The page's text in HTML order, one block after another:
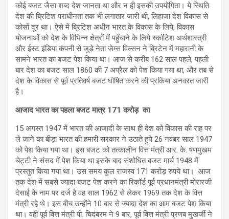
कोई बजट जैसा शब्द देश जानता था और न ही इसकी उपयोगिता। ये स्थिति
देश की ब्रिटिश पराधीनता तक भी लगातार जारी थी, लिहाजा देश विकास से
कोसों दूर था। ऐसे में ब्रिटिश अधीन भारत के विकास के लिये, विकास
योजनाओं को देश के विभिन्न क्षेत्रों में पहुँचाने के लिये स्कॉटिश अर्थशास्त्री
और ईस्ट इंडिया कंपनी से जुड़े नेता जेम्स विल्सन ने ब्रिटेन में महारानी के
सामने भारत का बजट पेश किया था। आज से करीब 162 साल पहले, पहली
बार देश का बजट साल 1860 की 7 अप्रैल को पेश किया गया था, और तब से
देश के विकास से पूर्व प्रतिवर्ष बजट घोषित करने की प्रकिया अनवरत जारी
है।
आजाद भारत का पहला बजट मात्र 171 करोड़ का
15 अगस्त 1947 में भारत की आजादी के साथ ही देश को विकास की राह पर
ले जाने का बीड़ा भारत की हमारी सरकार ने उठाते हुये 26 नवंबर साल 1947
को पेश किया गया था। इस बजट को तत्कालीन वित्त मंत्री आर. के. षणमुखम
चेट्टी ने संसद में पेश किया था इसके बाद संशोधित बजट मार्च 1948 में
प्रस्तुत किया गया था। उस समय कुल राजस्व 171 करोड़ रुपये था। आज
तक देश में सबसे ज्यादा बजट पेश करने का रिकॉर्ड पूर्व प्रधानमंत्री मोरारजी
देसाई के नाम पर दर्ज है वह साल 1962 से लेकर 1969 तक देश के वित्त
मंत्री रहे थे। इस बीच उन्होंने 10 बार से ज्यादा देश का आम बजट पेश किया
था। वहीं पूर्व वित्त मंत्री पी. चिदंबरम ने 9 बार, पूर्व वित्त मंत्री प्रणब मुखर्जी ने